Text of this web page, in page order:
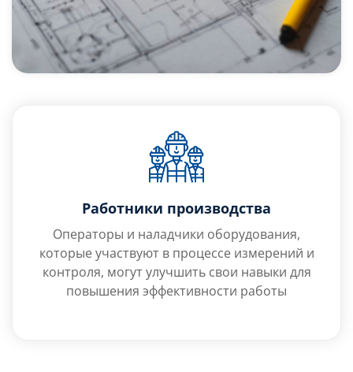
Работники производства
Операторы и наладчики оборудования,
которые участвуют в процессе измерений и
контроля, могут улучшить свои навыки для
повышения эффективности работы